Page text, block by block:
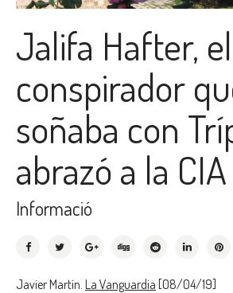
Jalifa Hafter, el
conspirador
soñaba con
abrazó a la CIA
Informació
Javier Martín. La Vanguardia [08/04/19]